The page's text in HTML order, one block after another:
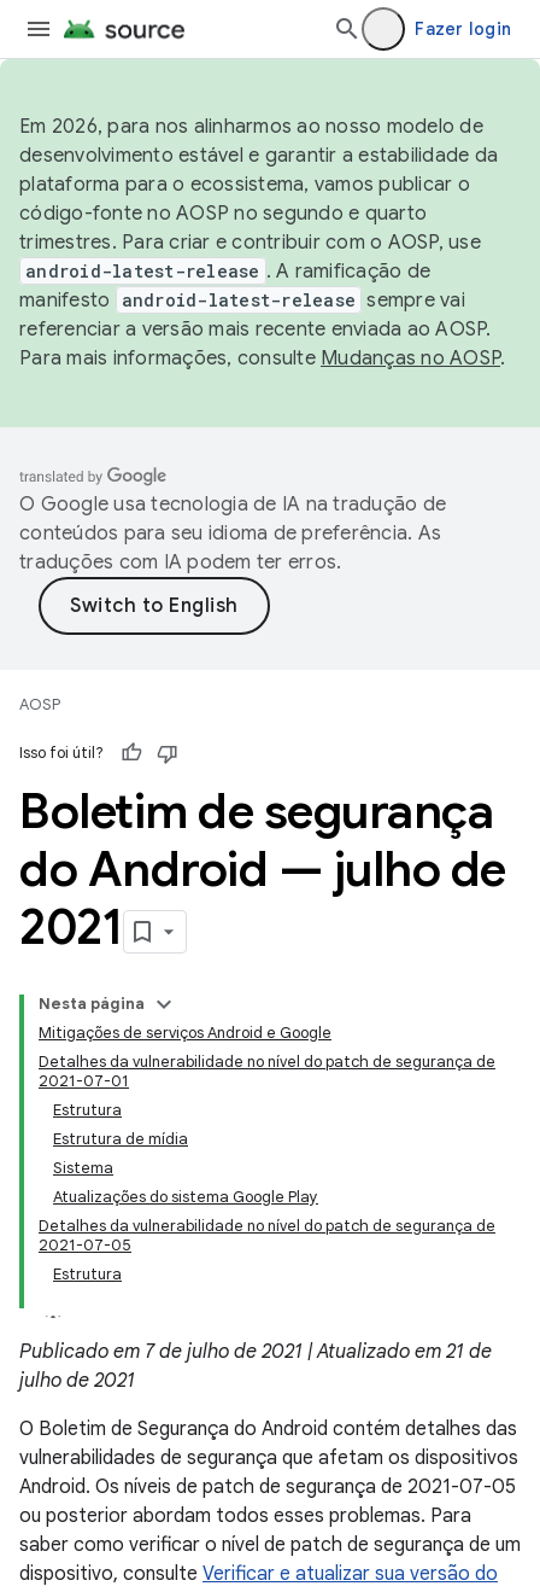
Fazer login
Em 2026, para nos alinharmos ao nosso modelo de
desenvolvimento estável e garantir a estabilidade da
plataforma para o ecossistema, vamos publicar o
código-fonte no AOSP no segundo e quarto
trimestres. Para criar e contribuir com o AOSP, use
android-latest-release . A ramificação de
manifesto
android-latest-release sempre vai
referenciar a versão mais recente enviada ao AOSP.
Para mais informações, consulte Mudanças no AOSP.
O Google usa tecnologia de IA na tradução de
conteúdos para seu idioma de preferência. As
traduções com IA podem ter erros.
AOSP
Isso foi útil?
Boletim de segurança
do Android — julho de
2021
Nesta página
Mitigações de serviços Android e Google
Detalhes da vulnerabilidade no nível do patch de segurança de
2021-07-01
Estrutura
Estrutura de mídia
Sistema
Atualizações do sistema Google Play
Detalhes da vulnerabilidade no nível do patch de segurança de
2021-07-05
Estrutura
Publicado em 7 de julho de 2021 | Atualizado em 21 de
julho de 2021
O Boletim de Segurança do Android contém detalhes das
vulnerabilidades de segurança que afetam os dispositivos
Android. Os níveis de patch de segurança de 2021-07-05
ou posterior abordam todos esses problemas. Para
saber como verificar o nível de patch de segurança de um
dispositivo, consulte Verificar e atualizar sua versão do